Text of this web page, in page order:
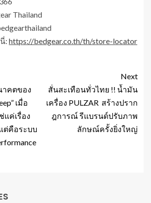
Thailand
: https://bedgear.co.th/th/store-locator
าคตของ
เมื่อ
แค่เรื่อง
ต่คือระบบ
Next
สั่นสะเทือนทั่วไทย !! น้ำมัน
เครื่อง PULZAR สร้างปราก
ฎการณ์ รีแบรนด์ปรับภาพ
ลักษณ์ครั้งยิ่งใหญ่